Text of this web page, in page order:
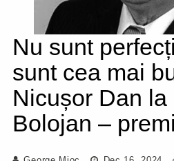
Nu sunt
sunt cea mai
Nicușor Dan la
Bolojan –